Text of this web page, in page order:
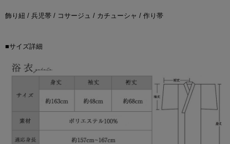
飾り紐 / 兵児帯 / コサージュ / カチューシャ / 作り帯
■サイズ詳細